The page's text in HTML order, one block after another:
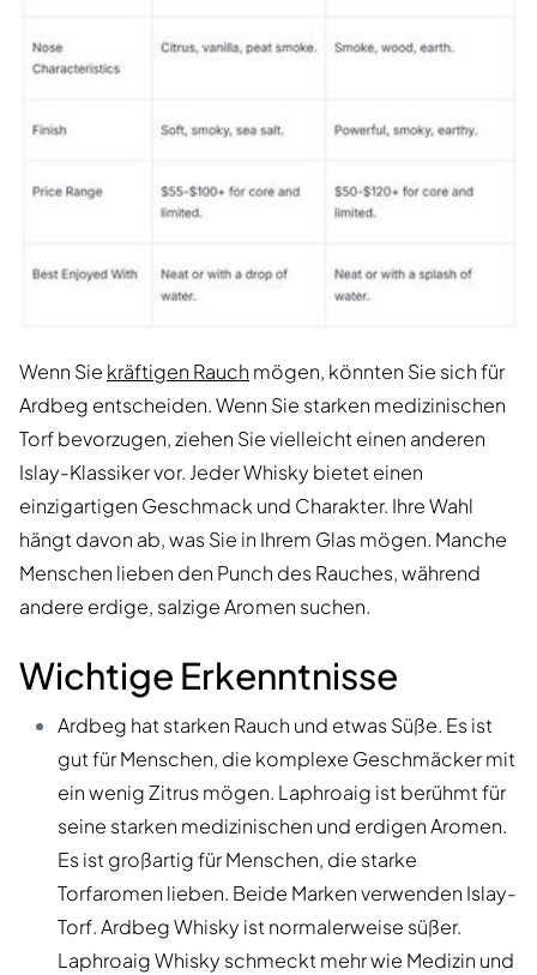
Wenn Sie kräftigen Rauch mögen, könnten Sie sich für
Ardbeg entscheiden. Wenn Sie starken medizinischen
Torf bevorzugen, ziehen Sie vielleicht einen anderen
Islay-Klassiker vor. Jeder Whisky bietet einen
einzigartigen Geschmack und Charakter. Ihre Wahl
hängt davon ab, was Sie in Ihrem Glas mögen. Manche
Menschen lieben den Punch des Rauches, während
andere erdige, salzige Aromen suchen.
Wichtige Erkenntnisse
Ardbeg hat starken Rauch und etwas Süße. Es ist
gut für Menschen, die komplexe Geschmäcker mit
ein wenig Zitrus mögen. Laphroaig ist berühmt für
seine starken medizinischen und erdigen Aromen.
Es ist großartig für Menschen, die starke
Torfaromen lieben. Beide Marken verwenden Islay-
Torf. Ardbeg Whisky ist normalerweise süßer.
Laphroaig Whisky schmeckt mehr wie Medizin und